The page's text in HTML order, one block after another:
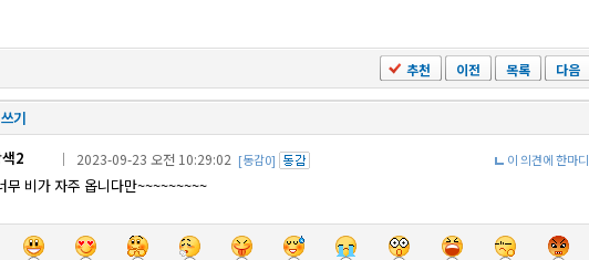
추천 이전 목록 다음
기
2
｜ 2023-09-23 오전 10:29:02 [동감0] 이 의견에 한마디
무 비가 자주 옵니다만~~~~~~~~~